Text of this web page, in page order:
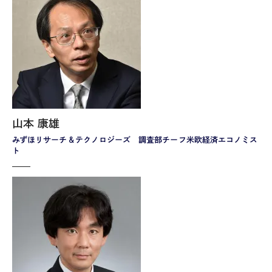
みずほリサーチ＆テクノロジーズ 調査部チーフ米欧経済エコノミス
ト
山本 康雄